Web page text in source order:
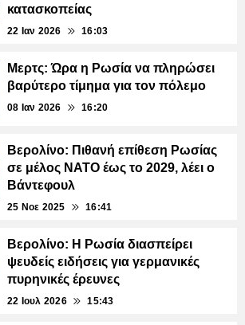
κατασκοπείας
22 Ιαν 2026 16:03
Μερτς: Ώρα η Ρωσία να πληρώσει
βαρύτερο τίμημα για τον πόλεμο
08 Ιαν 2026 16:20
Βερολίνο: Πιθανή επίθεση Ρωσίας
σε μέλος ΝΑΤΟ έως το 2029, λέει ο
Βάντεφουλ
25 Νοε 2025 16:41
Βερολίνο: Η Ρωσία διασπείρει
ψευδείς ειδήσεις για γερμανικές
πυρηνικές έρευνες
22 Ιουλ 2026 15:43